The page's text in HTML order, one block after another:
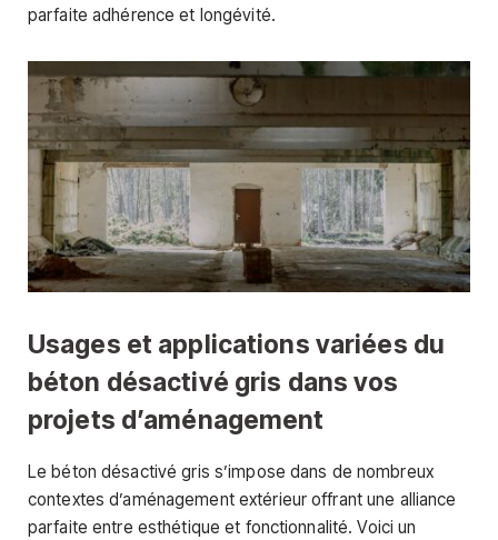
parfaite adhérence et longévité.
Usages et applications variées du
béton désactivé gris dans vos
projets d’aménagement
Le béton désactivé gris s’impose dans de nombreux
contextes d’aménagement extérieur offrant une alliance
parfaite entre esthétique et fonctionnalité. Voici un